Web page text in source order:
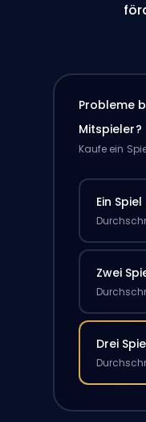
Probleme
Mitspieler?
Kaufe ein
Ein Spiel
Zwei
Drei